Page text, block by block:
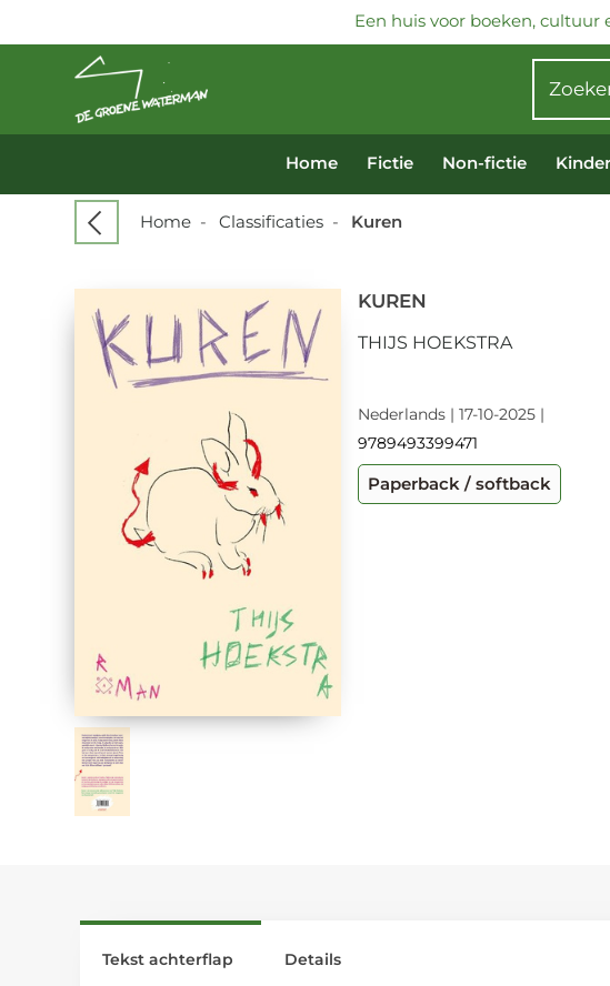
Een huis voor boeken, cultuur
Home Fictie Non-fictie
Home - Classificaties - Kuren
KUREN
THIJS HOEKSTRA
Nederlands | 17-10-2025 |
9789493399471
Paperback / softback
Tekst achterflap Details